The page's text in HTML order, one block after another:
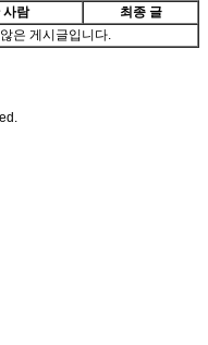
사람
최종 글
은 게시글입니다.